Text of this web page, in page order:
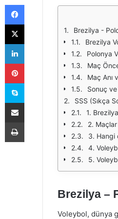
Brezilya -
Brezilya
Polonya
Maç
Maç Anı
Sonuç
SSS (Sıkça
1.
2.
3. Hangi
4.
5.
Brezilya –
Voleybol, dünya
Facebook
X
LinkedIn
Pinterest
Skype
E-Posta ile paylaş